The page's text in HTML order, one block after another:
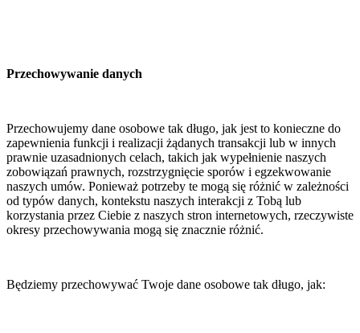
Przechowywanie danych
Przechowujemy dane osobowe tak długo, jak jest to konieczne do
zapewnienia funkcji i realizacji żądanych transakcji lub w innych
prawnie uzasadnionych celach, takich jak wypełnienie naszych
zobowiązań prawnych, rozstrzygnięcie sporów i egzekwowanie
naszych umów. Ponieważ potrzeby te mogą się różnić w zależności
od typów danych, kontekstu naszych interakcji z Tobą lub
korzystania przez Ciebie z naszych stron internetowych, rzeczywiste
okresy przechowywania mogą się znacznie różnić.
Będziemy przechowywać Twoje dane osobowe tak długo, jak: